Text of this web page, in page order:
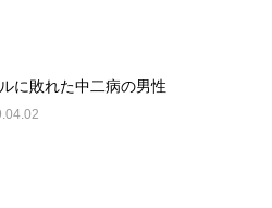
に敗れた中二病の男性